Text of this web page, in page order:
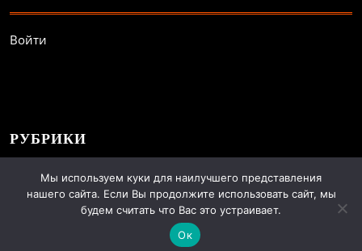
Войти
РУБРИКИ
Всё о беге
Тренировки
Мы используем куки для наилучшего представления
нашего сайта. Если Вы продолжите использовать сайт, мы
будем считать что Вас это устраивает.
Ок